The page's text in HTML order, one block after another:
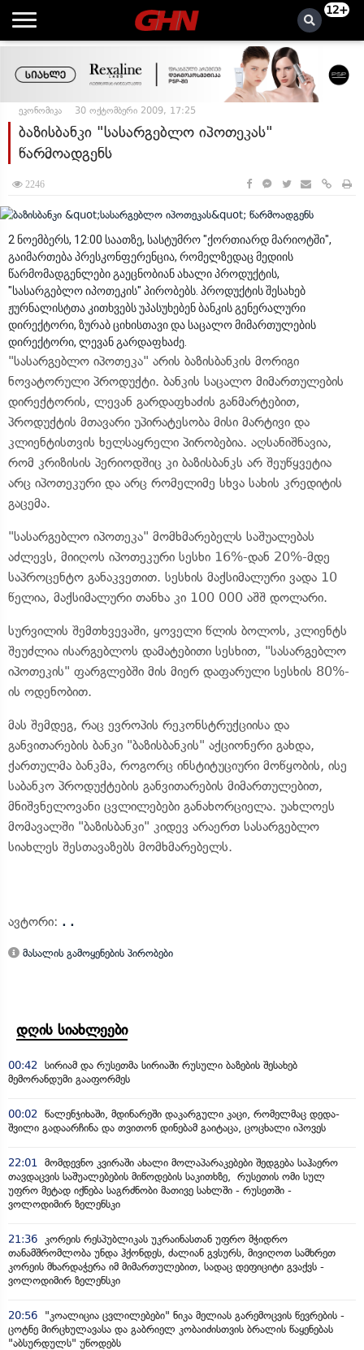
12+
ეკონომიკა 30 ოქტომბერი 2009, 17:25
ბაზისბანკი "სასარგებლო იპოთეკას"
წარმოადგენს
2246
2 ნოემბერს, 12:00 საათზე, სასტუმრო "ქორთიარდ მარიოტში",
გაიმართება პრესკონფერენცია, რომელზედაც მედიის
წარმომადგენლები გაეცნობიან ახალი პროდუქტის,
"სასარგებლო იპოთეკის" პირობებს. პროდუქტის შესახებ
ჟურნალისტთა კითხვებს უპასუხებენ ბანკის გენერალური
დირექტორი, ზურაბ ციხისთავი და საცალო მიმართულების
დირექტორი, ლევან გარდაფხაძე.
"სასარგებლო იპოთეკა" არის ბაზისბანკის მორიგი
ნოვატორული პროდუქტი. ბანკის საცალო მიმართულების
დირექტორის, ლევან გარდაფხაძის განმარტებით,
პროდუქტის მთავარი უპირატესობა მისი მარტივი და
კლიენტისთვის ხელსაყრელი პირობებია. აღსანიშნავია,
რომ კრიზისის პერიოდშიც კი ბაზისბანკს არ შეუწყვეტია
არც იპოთეკური და არც რომელიმე სხვა სახის კრედიტის
გაცემა.
"სასარგებლო იპოთეკა" მომხმარებელს საშუალებას
აძლევს, მიიღოს იპოთეკური სესხი 16%-დან 20%-მდე
საპროცენტო განაკვეთით. სესხის მაქსიმალური ვადა 10
წელია, მაქსიმალური თანხა კი 100 000 აშშ დოლარი.
სურვილის შემთხვევაში, ყოველი წლის ბოლოს, კლიენტს
შეუძლია ისარგებლოს დამატებითი სესხით, "სასარგებლო
იპოთეკის" ფარგლებში მის მიერ დაფარული სესხის 80%-
ის ოდენობით.
მას შემდეგ, რაც ევროპის რეკონსტრუქციისა და
განვითარების ბანკი "ბაზისბანკის" აქციონერი გახდა,
ქართულმა ბანკმა, როგორც ინსტიტუციური მოწყობის, ისე
საბანკო პროდუქტების განვითარების მიმართულებით,
მნიშვნელოვანი ცვლილებები განახორციელა. უახლოეს
მომავალში "ბაზისბანკი" კიდევ არაერთ სასარგებლო
სიახლეს შესთავაზებს მომხმარებელს.
ავტორი: . .
მასალის გამოყენების პირობები
დღის სიახლეები
00:42
სირიამ და რუსეთმა სირიაში რუსული ბაზების შესახებ
მემორანდუმი გააფორმეს
00:02
წალენჯიხაში, მდინარეში დაკარგული კაცი, რომელმაც დედა-
შვილი გადაარჩინა და თვითონ დინებამ გაიტაცა, ცოცხალი იპოვეს
22:01
მომდევნო კვირაში ახალი მოლაპარაკებები შედგება საჰაერო
თავდაცვის საშუალებების მიწოდების საკითხზე, რუსეთის ომი სულ
უფრო მეტად იქნება საგრძნობი მათივე სახლში - რუსეთში -
ვოლოდიმირ ზელენსკი
21:36
კორეის რესპუბლიკას უკრაინასთან უფრო მჭიდრო
თანამშრომლობა უნდა ჰქონდეს, ძალიან გვსურს, მივიღოთ სამხრეთ
კორეის მხარდაჭერა იმ მიმართულებით, სადაც დეფიციტი გვაქვს -
ვოლოდიმირ ზელენსკი
20:56
"კოალიცია ცვლილებები" ნიკა მელიას გარემოცვის წევრების -
ცოტნე მირცხულავასა და გაბრიელ კობაიძისთვის ბრალის წაყენებას
"აბსურდულს" უწოდებს